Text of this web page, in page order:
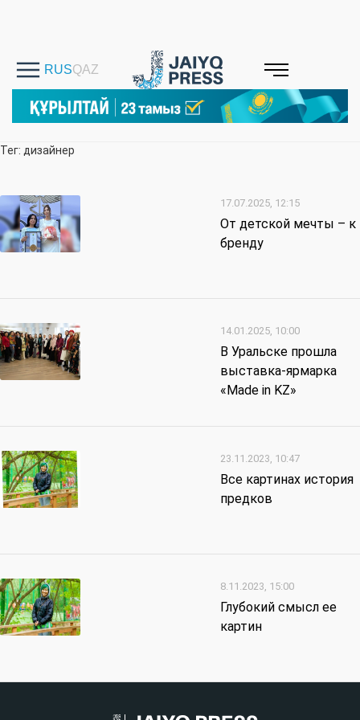
Тег: дизайнер
17.07.2025, 12:15
От детской мечты – к
бренду
14.01.2025, 10:00
В Уральске прошла
выставка-ярмарка
«Made in KZ»
23.11.2023, 10:47
Все картинах история
предков
8.11.2023, 15:00
Глубокий смысл ее
картин